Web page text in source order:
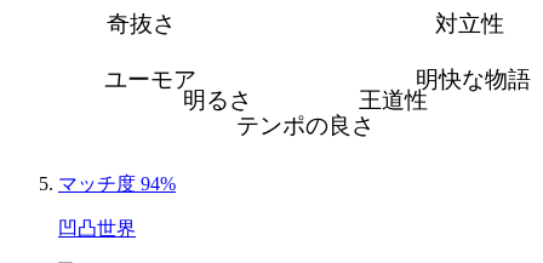
対立性
明快な物語
王道性
テンポの良さ
明るさ
ユーモア
奇抜さ
マッチ度 94%
凹凸世界